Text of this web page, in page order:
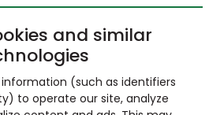
and similar
(such as identifiers
to operate our site, analyze